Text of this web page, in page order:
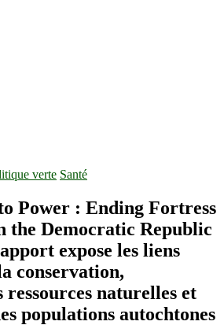
verte Santé
Power : Ending Fortress
the Democratic Republic
expose les liens
conservation,
ressources naturelles et
populations autochtones